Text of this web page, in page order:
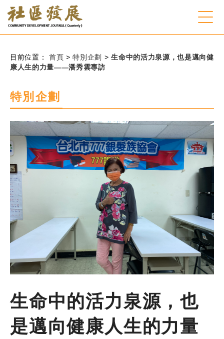
跳到主要內容
常見問題
客服諮詢
後台登入
關
鍵
字
搜
尋
請
輸
入
關
鍵
季刊簡介
主題座談
目前位置：首頁> 特別企劃 > 生命中的活力泉源，也是邁向健
康人生的力量——潘秀雲專訪
特別企劃
生命中的活力泉源，也
是邁向健康人生的力量